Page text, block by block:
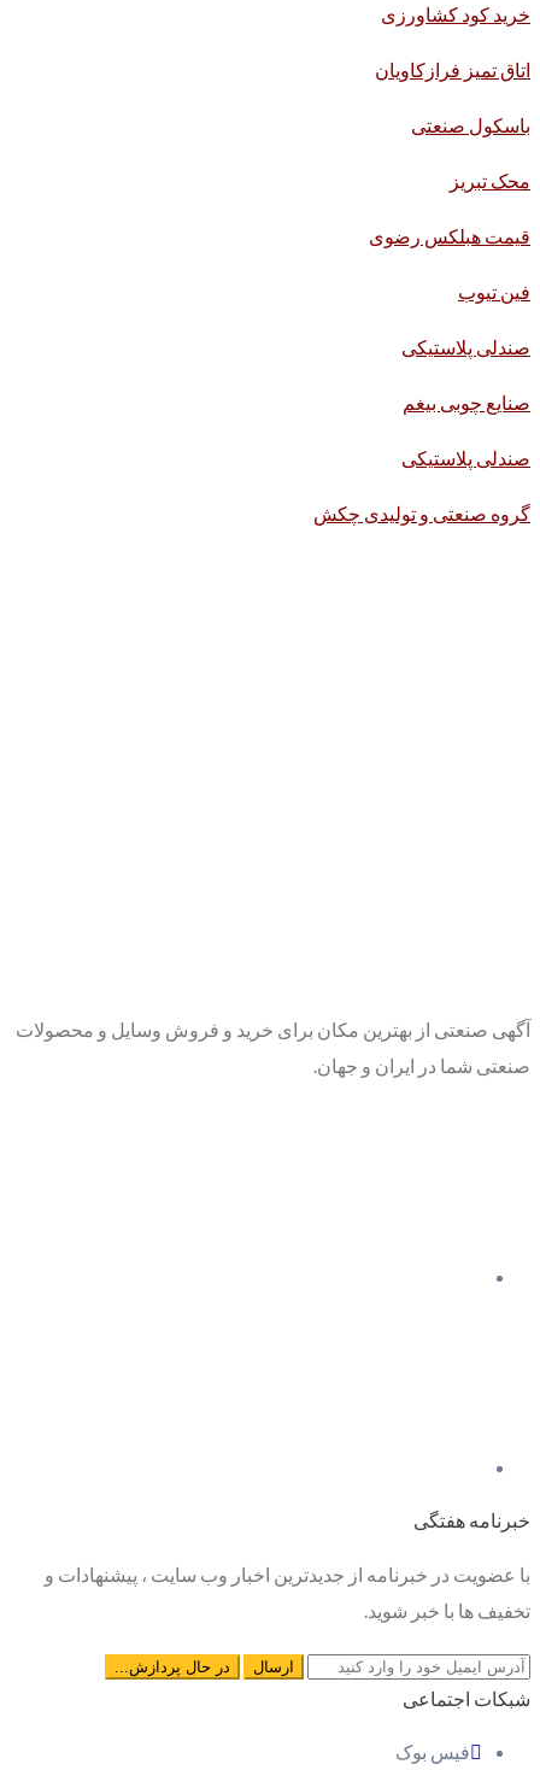
خرید کود کشاورزی
اتاق تمیز فرازکاویان
باسکول صنعتی
محک تبریز
قیمت هبلکس رضوی
فین تیوب
صندلی پلاستیکی
صنایع چوبی بیغم
صندلی پلاستیکی
گروه صنعتی و تولیدی چکش
آگهی صنعتی از بهترین مکان برای خرید و فروش وسایل و محصولات
صنعتی شما در ایران و جهان.
خبرنامه هفتگی
با عضویت در خبرنامه از جدیدترین اخبار وب سایت ، پیشنهادات و
تخفیف ها با خبر شوید.
شبکات اجتماعی
فیس بوک